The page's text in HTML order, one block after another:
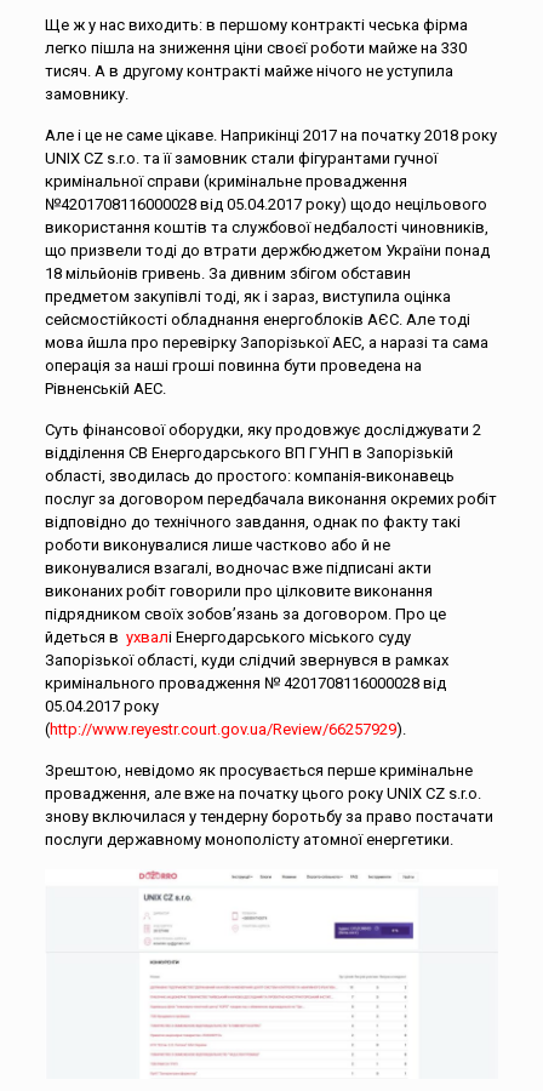
Ще ж у нас виходить: в першому контракті чеська фірма
легко пішла на зниження ціни своєї роботи майже на 330
тисяч. А в другому контракті майже нічого не уступила
замовнику.
Але і це не саме цікаве. Наприкінці 2017 на початку 2018 року
UNIX CZ s.r.o. та її замовник стали фігурантами гучної
кримінальної справи (кримінальне провадження
№4201708116000028 від 05.04.2017 року) щодо нецільового
використання коштів та службової недбалості чиновників,
що призвели тоді до втрати держбюджетом України понад
18 мільйонів гривень. За дивним збігом обставин
предметом закупівлі тоді, як і зараз, виступила оцінка
сейсмостійкості обладнання енергоблоків АЄС. Але тоді
мова йшла про перевірку Запорізької АЕС, а наразі та сама
операція за наші гроші повинна бути проведена на
Рівненській АЕС.
Суть фінансової оборудки, яку продовжує досліджувати 2
відділення СВ Енергодарського ВП ГУНП в Запорізькій
області, зводилась до простого: компанія-виконавець
послуг за договором передбачала виконання окремих робіт
відповідно до технічного завдання, однак по факту такі
роботи виконувалися лише частково або й не
виконувалися взагалі, водночас вже підписані акти
виконаних робіт говорили про цілковите виконання
підрядником своїх зобов’язань за договором. Про це
йдеться в ухвалі Енергодарського міського суду
Запорізької області, куди слідчий звернувся в рамках
кримінального провадження № 4201708116000028 від
05.04.2017 року
(http://www.reyestr.court.gov.ua/Review/66257929).
Зрештою, невідомо як просувається перше кримінальне
провадження, але вже на початку цього року UNIX CZ s.r.o.
знову включилася у тендерну боротьбу за право постачати
послуги державному монополісту атомної енергетики.